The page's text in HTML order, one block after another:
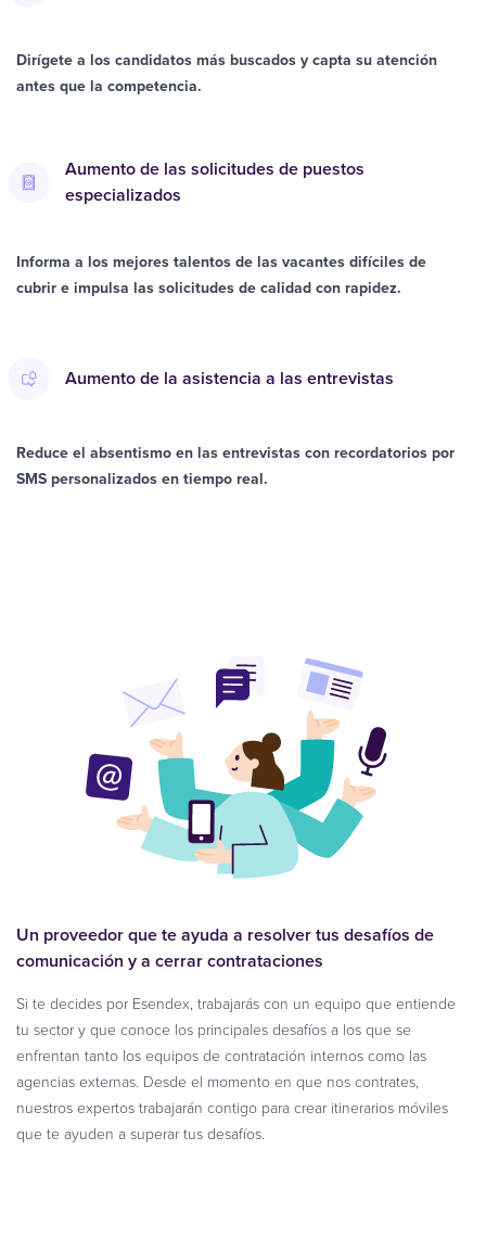
Dirígete a los candidatos más buscados y capta su atención
antes que la competencia.
Aumento de las solicitudes de puestos
especializados
Informa a los mejores talentos de las vacantes difíciles de
cubrir e impulsa las solicitudes de calidad con rapidez.
Aumento de la asistencia a las entrevistas
Reduce el absentismo en las entrevistas con recordatorios por
SMS personalizados en tiempo real.
Un proveedor que te ayuda a resolver tus desafíos de
comunicación y a cerrar contrataciones
Si te decides por Esendex, trabajarás con un equipo que entiende
tu sector y que conoce los principales desafíos a los que se
enfrentan tanto los equipos de contratación internos como las
agencias externas. Desde el momento en que nos contrates,
nuestros expertos trabajarán contigo para crear itinerarios móviles
que te ayuden a superar tus desafíos.